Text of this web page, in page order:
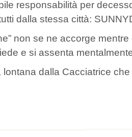
responsabilità per
dalla stessa città:
non se ne accorge
e si assenta
lontana dalla Cacciatrice